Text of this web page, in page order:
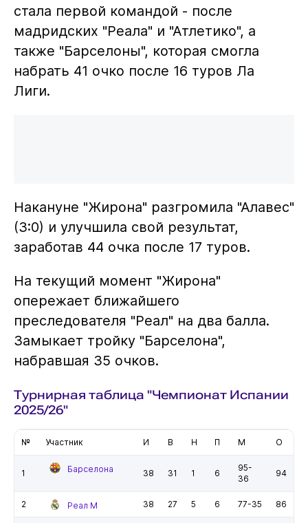
стала первой командой - после
мадридских "Реала" и "Атлетико", а
также "Барселоны", которая смогла
набрать 41 очко после 16 туров Ла
Лиги.
Накануне "Жирона" разгромила "Алавес"
(3:0) и улучшила свой результат,
заработав 44 очка после 17 туров.
На текущий момент "Жирона"
опережает ближайшего
преследователя "Реал" на два балла.
Замыкает тройку "Барселона",
набравшая 35 очков.
Турнирная таблица "Чемпионат Испании
2025/26"
№ Участник И В Н П М О
1 Барселона 38 31 1 6
95-
36
94
2 Реал М 38 27 5 6 77-35 86